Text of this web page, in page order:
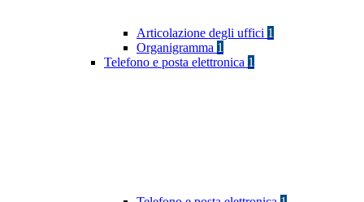
Articolazione degli uffici 1
Organigramma 1
Telefono e posta elettronica 1